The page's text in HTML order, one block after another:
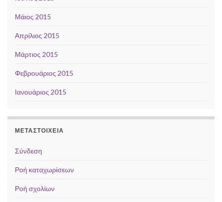
Μάιος 2015
Απρίλιος 2015
Μάρτιος 2015
Φεβρουάριος 2015
Ιανουάριος 2015
ΜΕΤΑΣΤΟΙΧΕΊΑ
Σύνδεση
Ροή καταχωρίσεων
Ροή σχολίων